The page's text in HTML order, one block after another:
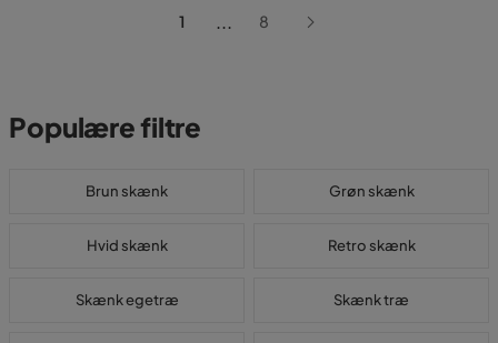
1 ... 8
Populære filtre
Brun skænk Grøn skænk
Hvid skænk Retro skænk
Skænk egetræ Skænk træ